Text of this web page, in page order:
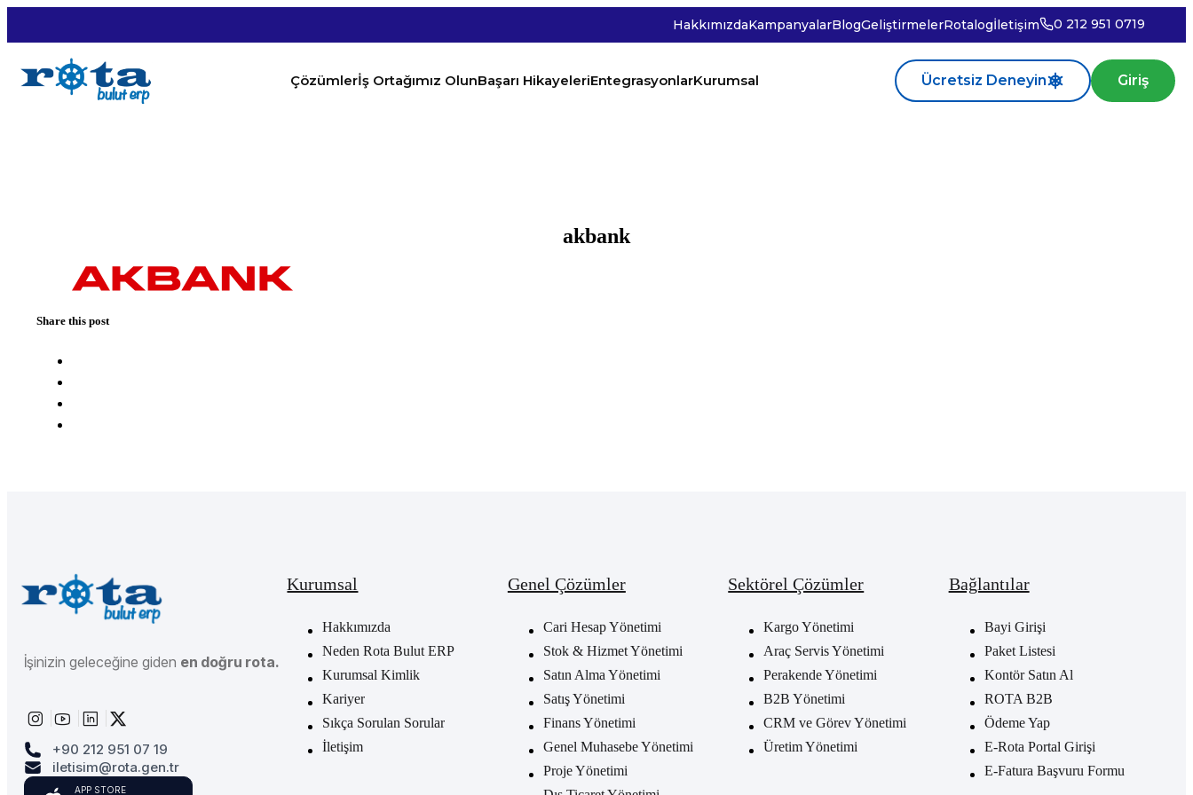
HakkımızdaKampanyalarBlogGeliştirmelerRotalogİletişim 0 212 951 0719
Çözümlerİş Ortağımız OlunBaşarı HikayeleriEntegrasyonlarKurumsal Ücretsiz Deneyin Giriş
akbank
Share this post
İşinizin geleceğine giden en doğru rota.
+90 212 951 07 19
iletisim@rota.gen.tr
APP STORE
Kurumsal
Hakkımızda
Neden Rota Bulut ERP
Kurumsal Kimlik
Kariyer
Sıkça Sorulan Sorular
İletişim
Genel Çözümler
Cari Hesap Yönetimi
Stok & Hizmet Yönetimi
Satın Alma Yönetimi
Satış Yönetimi
Finans Yönetimi
Genel Muhasebe Yönetimi
Proje Yönetimi
Sektörel Çözümler
Kargo Yönetimi
Araç Servis Yönetimi
Perakende Yönetimi
B2B Yönetimi
CRM ve Görev Yönetimi
Üretim Yönetimi
Bağlantılar
Bayi Girişi
Paket Listesi
Kontör Satın Al
ROTA B2B
Ödeme Yap
E-Rota Portal Girişi
E-Fatura Başvuru Formu